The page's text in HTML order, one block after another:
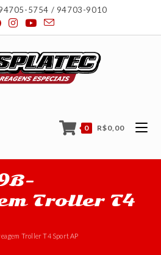
5754 / 94703-9010
0 R$0,00
Troller T4
Troller T4 Sport AP